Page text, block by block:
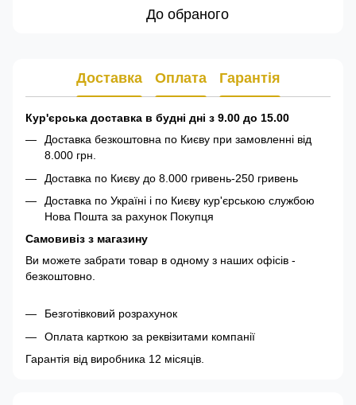
До обраного
Доставка Оплата Гарантія
Кур'єрська доставка в будні дні з 9.00 до 15.00
Доставка безкоштовна по Києву при замовленні від
8.000 грн.
Доставка по Києву до 8.000 гривень-250 гривень
Доставка по Україні і по Києву кур'єрською службою
Нова Пошта за рахунок Покупця
Самовивіз з магазину
Ви можете забрати товар в одному з наших офісів -
безкоштовно.
Безготівковий розрахунок
Оплата карткою за реквізитами компанії
Гарантія від виробника 12 місяців.